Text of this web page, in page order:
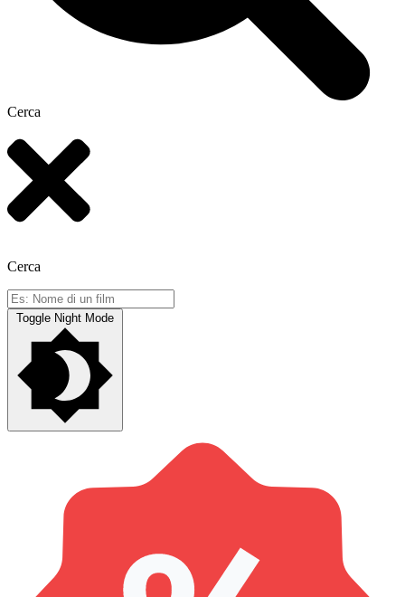
Cerca
Cerca
Toggle Night Mode